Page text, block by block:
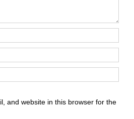
and website in this browser for the